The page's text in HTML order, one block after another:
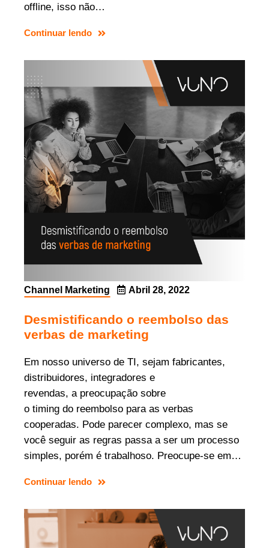
offline, isso não…
Continuar lendo
Channel Marketing Abril 28, 2022
Desmistificando o reembolso das
verbas de marketing
Em nosso universo de TI, sejam fabricantes,
distribuidores, integradores e
revendas, a preocupação sobre
o timing do reembolso para as verbas
cooperadas. Pode parecer complexo, mas se
você seguir as regras passa a ser um processo
simples, porém é trabalhoso. Preocupe-se em…
Continuar lendo